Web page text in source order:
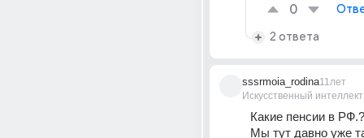
0
2 ответа
sssrmoia_rodina
Искусственный интеллект
11лет
Какие пенсии в
Мы тут давно уже